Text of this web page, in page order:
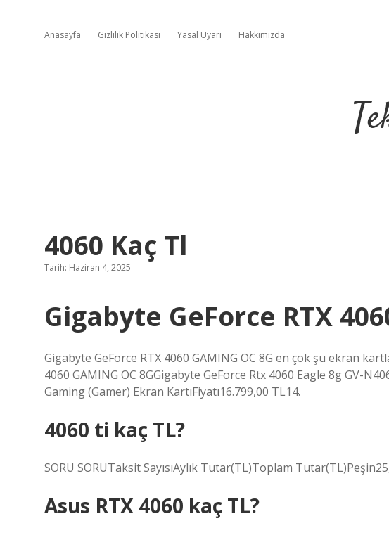
Anasayfa Gizlilik Politikası Yasal Uyarı Hakkımızda
4060 Kaç Tl
Tarih: Haziran 4, 2025
Gigabyte GeForce RTX
Gigabyte GeForce RTX 4060 GAMING OC 8G en çok şu ekran
4060 GAMING OC 8GGigabyte GeForce Rtx 4060 Eagle 8g GV-
Gaming (Gamer) Ekran KartıFiyatı16.799,00 TL14.
4060 ti kaç TL?
SORU SORUTaksit SayısıAylık Tutar(TL)Toplam
Asus RTX 4060 kaç TL?